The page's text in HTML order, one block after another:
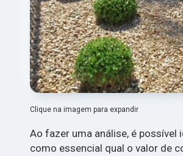
Clique na imagem para expandir
Ao fazer uma análise, é possível
como essencial qual o valor de